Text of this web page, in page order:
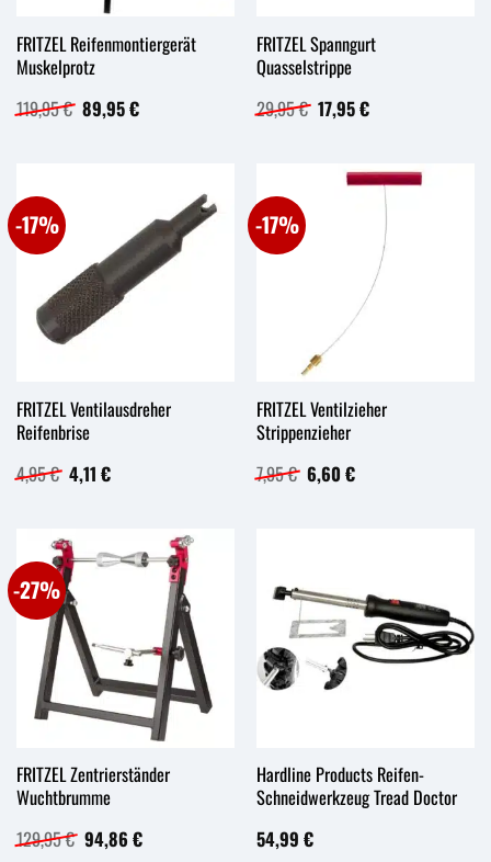
FRITZEL Reifenmontiergerät
Muskelprotz
119,95€ Ursprünglicher
Preis
89,95€Aktueller
Preis
FRITZEL Spanngurt
Quasselstrippe
29,95€ Ursprünglicher
Preis
17,95€Aktueller
Preis
-17%
FRITZEL Ventilausdreher
Reifenbrise
4,95€ Ursprünglicher
Preis
4,11 €Aktueller
Preis
-17%
FRITZEL Ventilzieher
Strippenzieher
7,95€ Ursprünglicher
Preis
6,60 €Aktueller
Preis
-27%
FRITZEL Zentrierständer
Wuchtbrumme
129,95€ Ursprünglicher
Preis
94,86 €Aktueller
Preis
Hardline Products Reifen-
Schneidwerkzeug Tread Doctor
54,99 €